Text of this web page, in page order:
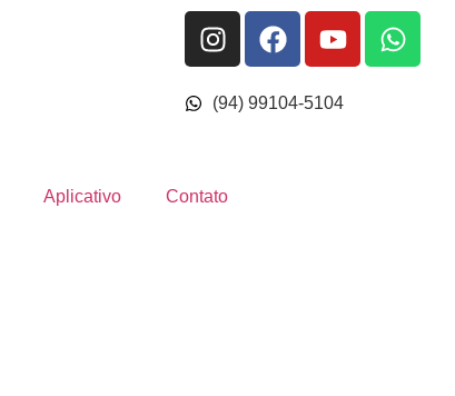
(94) 99104-5104
Aplicativo Contato